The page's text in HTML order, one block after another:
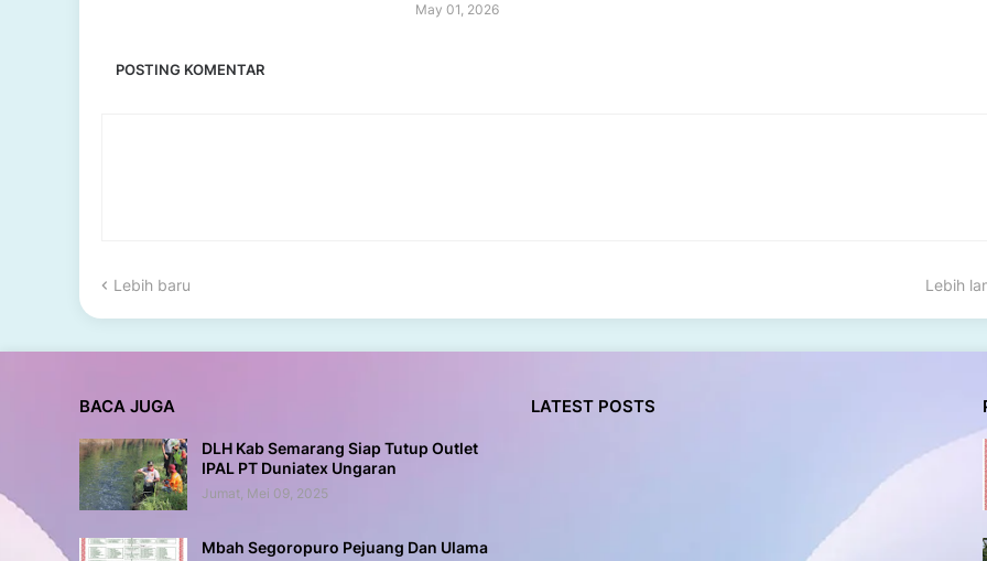
May 01, 2026
POSTING KOMENTAR
Lebih baru Lebih
BACA JUGA
DLH Kab Semarang Siap Tutup Outlet
IPAL PT Duniatex Ungaran
Jumat, Mei 09, 2025
Mbah Segoropuro Pejuang Dan Ulama
LATEST POSTS